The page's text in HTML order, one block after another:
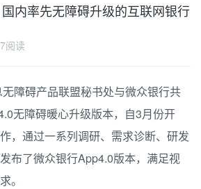
内率先无障碍升级的互联网银行
阅读
障碍产品联盟秘书处与微众银行共
无障碍暖心升级版本，自3月份开
，通过一系列调研、需求诊断、研发
布了微众银行App4.0版本，满足视
。